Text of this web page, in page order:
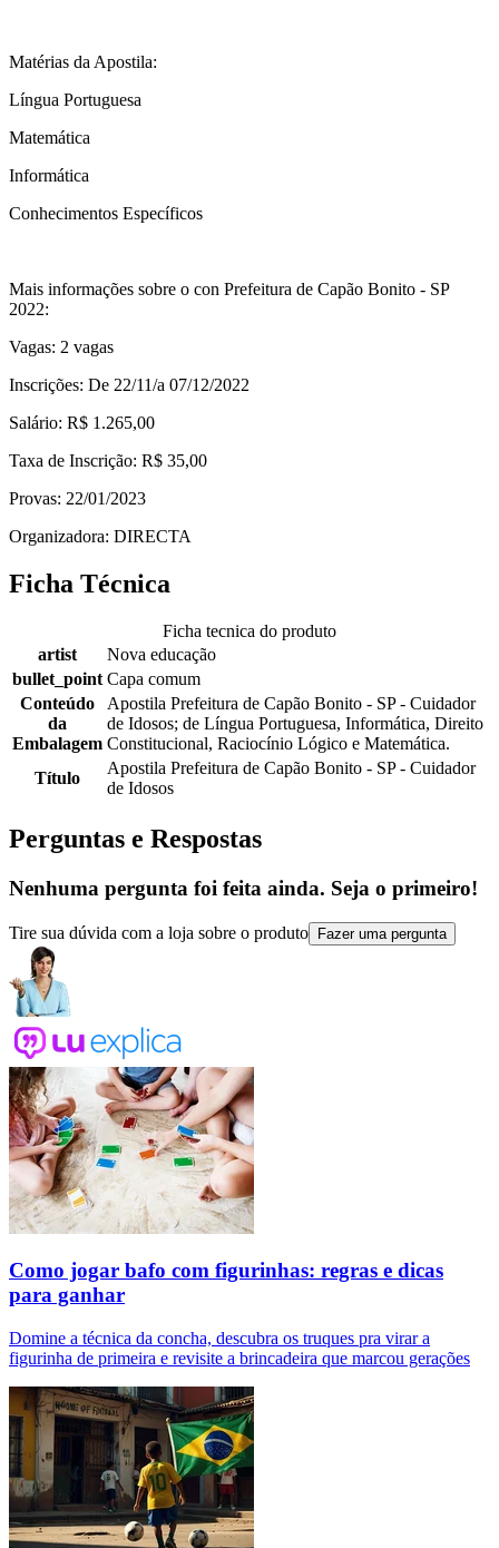
Matérias da Apostila:
Língua Portuguesa
Matemática
Informática
Conhecimentos Específicos
Mais informações sobre o con Prefeitura de Capão Bonito - SP
2022:
Vagas: 2 vagas
Inscrições: De 22/11/a 07/12/2022
Salário: R$ 1.265,00
Taxa de Inscrição: R$ 35,00
Provas: 22/01/2023
Organizadora: DIRECTA
Ficha Técnica
Ficha tecnica do produto
artist
Nova educação
bullet_point Capa comum
Conteúdo
da
Embalagem
Apostila Prefeitura de Capão Bonito - SP - Cuidador
de Idosos; de Língua Portuguesa, Informática, Direito
Constitucional, Raciocínio Lógico e Matemática.
Título
Apostila Prefeitura de Capão Bonito - SP - Cuidador
de Idosos
Perguntas e Respostas
Nenhuma pergunta foi feita ainda. Seja o primeiro!
Tire sua dúvida com a loja sobre o produto Fazer uma pergunta
Como jogar bafo com figurinhas: regras e dicas
para ganhar
Domine a técnica da concha, descubra os truques pra virar a
figurinha de primeira e revisite a brincadeira que marcou gerações